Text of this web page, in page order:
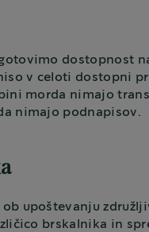
dostopnost
v celoti dostopni
morda nimajo
nimajo podnapisov.
ob upoštevanju
brskalnika in